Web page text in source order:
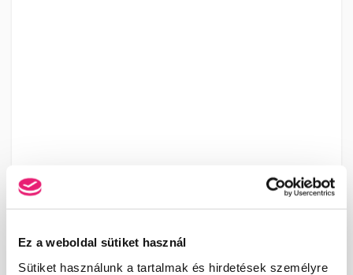
Ez a weboldal sütiket használ
Sütiket használunk a tartalmak és hirdetések személyre